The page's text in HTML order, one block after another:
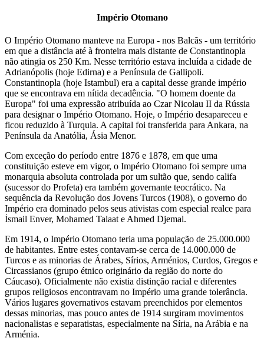
Império Otomano
O Império Otomano manteve na Europa - nos Balcãs - um território
em que a distância até à fronteira mais distante de Constantinopla
não atingia os 250 Km. Nesse território estava incluída a cidade de
Adrianópolis (hoje Edirna) e a Península de Gallipoli.
Constantinopla (hoje Istambul) era a capital desse grande império
que se encontrava em nítida decadência. "O homem doente da
Europa" foi uma expressão atribuída ao Czar Nicolau II da Rússia
para designar o Império Otomano. Hoje, o Império desapareceu e
ficou reduzido à Turquia. A capital foi transferida para Ankara, na
Península da Anatólia, Ásia Menor.
Com exceção do período entre 1876 e 1878, em que uma
constituição esteve em vigor, o Império Otomano foi sempre uma
monarquia absoluta controlada por um sultão que, sendo califa
(sucessor do Profeta) era também governante teocrático. Na
sequência da Revolução dos Jovens Turcos (1908), o governo do
Império era dominado pelos seus ativistas com especial realce para
İsmail Enver, Mohamed Talaat e Ahmed Djemal.
Em 1914, o Império Otomano teria uma população de 25.000.000
de habitantes. Entre estes contavam-se cerca de 14.000.000 de
Turcos e as minorias de Árabes, Sírios, Arménios, Curdos, Gregos e
Circassianos (grupo étnico originário da região do norte do
Cáucaso). Oficialmente não existia distinção racial e diferentes
grupos religiosos encontravam no Império uma grande tolerância.
Vários lugares governativos estavam preenchidos por elementos
dessas minorias, mas pouco antes de 1914 surgiram movimentos
nacionalistas e separatistas, especialmente na Síria, na Arábia e na
Arménia.